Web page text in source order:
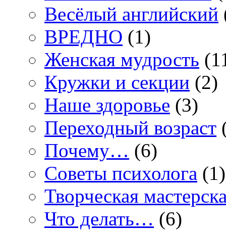
Весёлый английский
ВРЕДНО (1)
Женская мудрость
Кружки и секции (2)
Наше здоровье (3)
Переходный возраст
Почему… (6)
Советы психолога (1)
Творческая
Что делать… (6)